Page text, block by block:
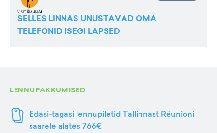
SELLES LINNAS UNUSTAVAD OMA
TELEFONID ISEGI LAPSED
LENNUPAKKUMISED
Edasi-tagasi lennupiletid Tallinnast Réunioni
saarele alates 766€